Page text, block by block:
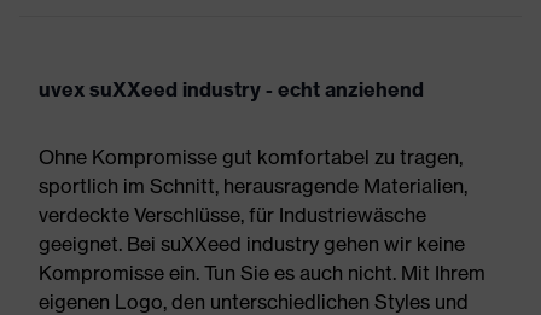
uvex suXXeed industry - echt anziehend
Ohne Kompromisse gut komfortabel zu tragen,
sportlich im Schnitt, herausragende Materialien,
verdeckte Verschlüsse, für Industriewäsche
geeignet. Bei suXXeed industry gehen wir keine
Kompromisse ein. Tun Sie es auch nicht. Mit Ihrem
eigenen Logo, den unterschiedlichen Styles und